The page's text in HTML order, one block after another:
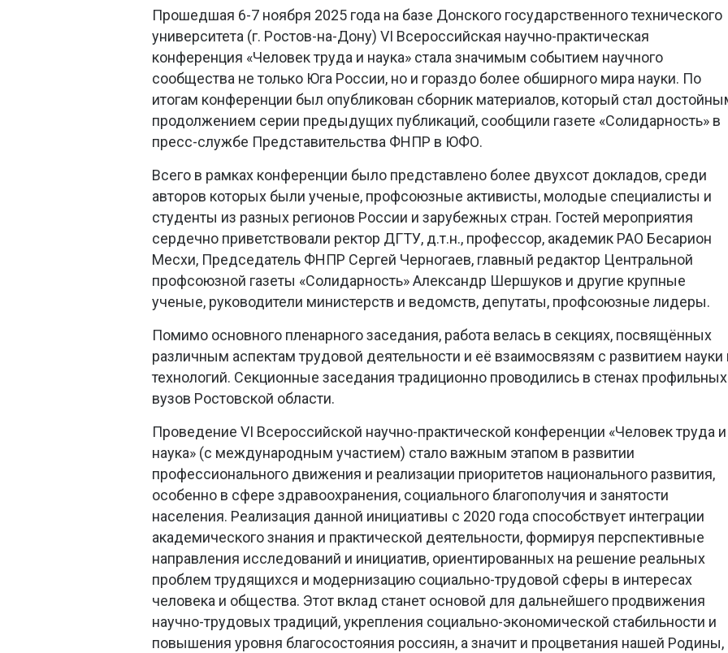
Прошедшая 6-7 ноября 2025 года на базе Донского государственного технического
университета (г. Ростов-на-Дону) VI Всероссийская научно-практическая
конференция «Человек труда и наука» стала значимым событием научного
сообщества не только Юга России, но и гораздо более обширного мира науки. По
итогам конференции был опубликован сборник материалов, который стал
продолжением серии предыдущих публикаций, сообщили газете «Солидарность» в
пресс-службе Представительства ФНПР в ЮФО.
Всего в рамках конференции было представлено более двухсот докладов, среди
авторов которых были ученые, профсоюзные активисты, молодые специалисты и
студенты из разных регионов России и зарубежных стран. Гостей мероприятия
сердечно приветствовали ректор ДГТУ, д.т.н., профессор, академик РАО Бесарион
Месхи, Председатель ФНПР Сергей Черногаев, главный редактор Центральной
профсоюзной газеты «Солидарность» Александр Шершуков и другие крупные
ученые, руководители министерств и ведомств, депутаты, профсоюзные лидеры.
Помимо основного пленарного заседания, работа велась в секциях, посвящённых
различным аспектам трудовой деятельности и её взаимосвязям с развитием науки
технологий. Секционные заседания традиционно проводились в стенах профильных
вузов Ростовской области.
Проведение VI Всероссийской научно-практической конференции «Человек труда и
наука» (с международным участием) стало важным этапом в развитии
профессионального движения и реализации приоритетов национального развития,
особенно в сфере здравоохранения, социального благополучия и занятости
населения. Реализация данной инициативы с 2020 года способствует интеграции
академического знания и практической деятельности, формируя перспективные
направления исследований и инициатив, ориентированных на решение реальных
проблем трудящихся и модернизацию социально-трудовой сферы в интересах
человека и общества. Этот вклад станет основой для дальнейшего продвижения
научно-трудовых традиций, укрепления социально-экономической стабильности и
повышения уровня благосостояния россиян, а значит и процветания нашей Родины,